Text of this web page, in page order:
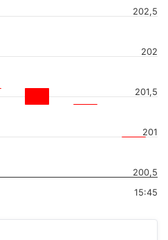
15:45
200,5
201
201,5
202
202,5